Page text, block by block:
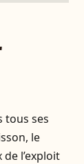
tous ses
le
l’exploit